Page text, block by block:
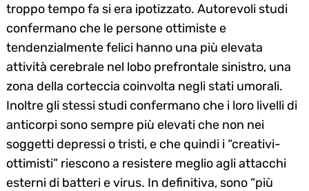
troppo tempo fa si era ipotizzato. Autorevoli studi
confermano che le persone ottimiste e
tendenzialmente felici hanno una più elevata
attività cerebrale nel lobo prefrontale sinistro, una
zona della corteccia coinvolta negli stati umorali.
Inoltre gli stessi studi confermano che i loro livelli di
anticorpi sono sempre più elevati che non nei
soggetti depressi o tristi, e che quindi i “creativi-
ottimisti” riescono a resistere meglio agli attacchi
esterni di batteri e virus. In definitiva, sono “più